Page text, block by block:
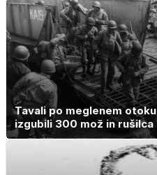
Tavali po meglenem
izgubili 300 mož in rušilca